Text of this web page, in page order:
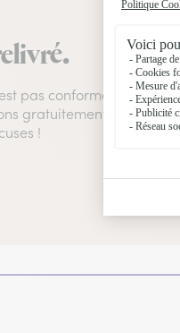
pas conforme à
gratuitement et
!